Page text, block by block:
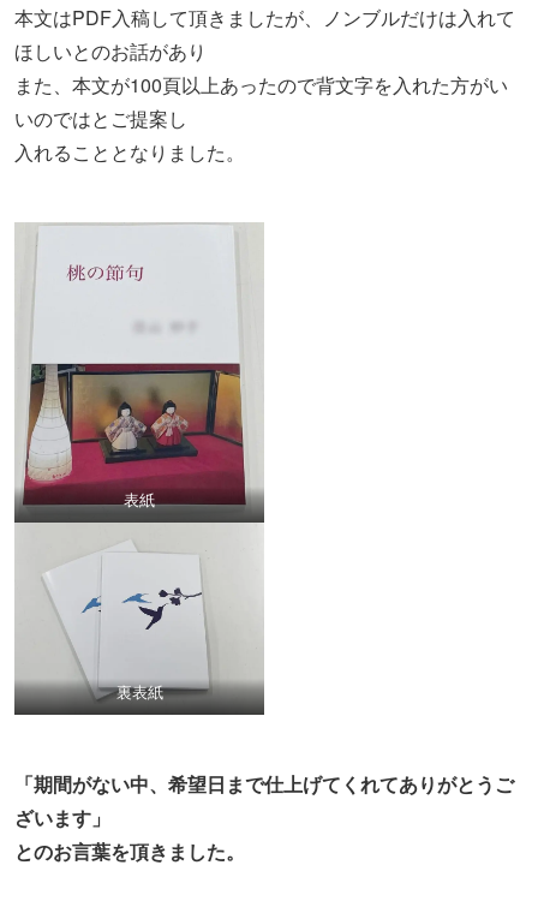
本文はPDF入稿して頂きましたが、ノンブルだけは入れて
ほしいとのお話があり
また、本文が100頁以上あったので背文字を入れた方がい
いのではとご提案し
入れることとなりました。
表紙
裏表紙
「期間がない中、希望日まで仕上げてくれてありがとうご
ざいます」
とのお言葉を頂きました。